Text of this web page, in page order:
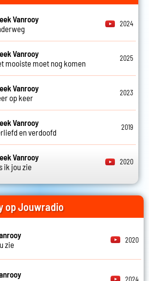
Vanrooy
2024
Vanrooy
mooiste moet nog komen
2025
Vanrooy
op keer
2023
Vanrooy
en verdoofd
2019
Vanrooy
ik jou zie
2020
op Jouwradio
zie
2020
2024